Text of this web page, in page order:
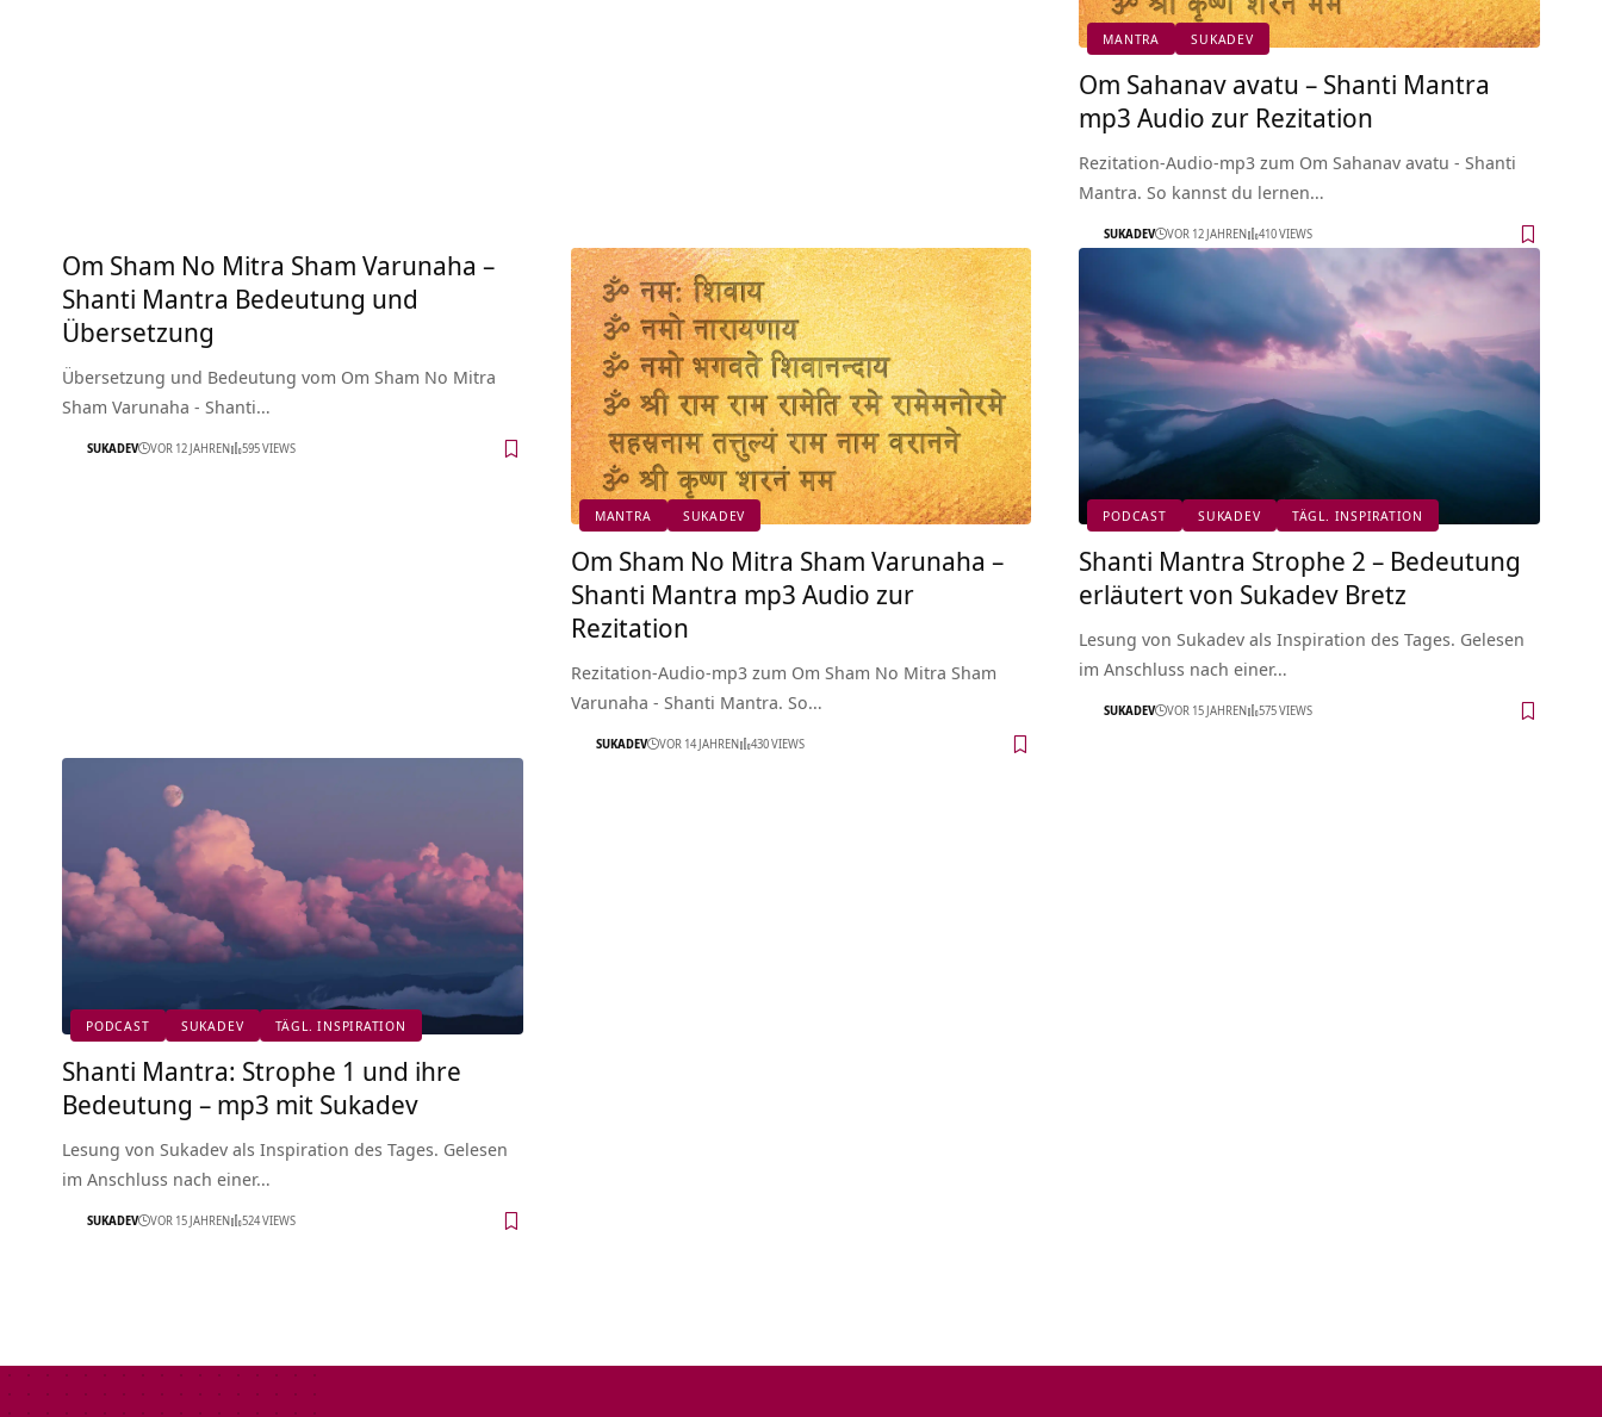
MANTRA SUKADEV
Om Sahanav avatu – Shanti Mantra
mp3 Audio zur Rezitation
Rezitation-Audio-mp3 zum Om Sahanav avatu - Shanti
Mantra. So kannst du lernen…
SUKADEV VOR 12 JAHREN 410 VIEWS
Om Sham No Mitra Sham Varunaha –
Shanti Mantra Bedeutung und
Übersetzung
Übersetzung und Bedeutung vom Om Sham No Mitra
Sham Varunaha - Shanti…
SUKADEV VOR 12 JAHREN 595 VIEWS
MANTRA SUKADEV
Om Sham No Mitra Sham Varunaha –
Shanti Mantra mp3 Audio zur
Rezitation
Rezitation-Audio-mp3 zum Om Sham No Mitra Sham
Varunaha - Shanti Mantra. So…
SUKADEV VOR 14 JAHREN 430 VIEWS
PODCAST SUKADEV TÄGL. INSPIRATION
Shanti Mantra Strophe 2 – Bedeutung
erläutert von Sukadev Bretz
Lesung von Sukadev als Inspiration des Tages. Gelesen
im Anschluss nach einer…
SUKADEV VOR 15 JAHREN 575 VIEWS
PODCAST SUKADEV TÄGL. INSPIRATION
Shanti Mantra: Strophe 1 und ihre
Bedeutung – mp3 mit Sukadev
Lesung von Sukadev als Inspiration des Tages. Gelesen
im Anschluss nach einer…
SUKADEV VOR 15 JAHREN 524 VIEWS